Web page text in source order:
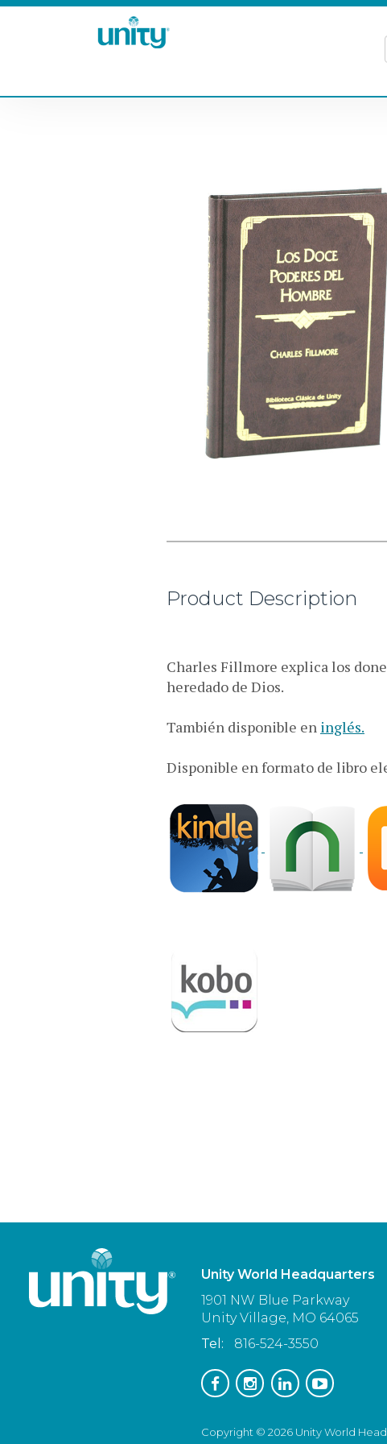
Product Description
Charles Fillmore explica los
heredado de Dios.
También disponible en inglés.
Disponible en formato de libro
Unity World Headquarters
1901 NW Blue Parkway
Unity Village, MO 64065
Tel:
816-524-3550
Copyright © 2026 Unity World